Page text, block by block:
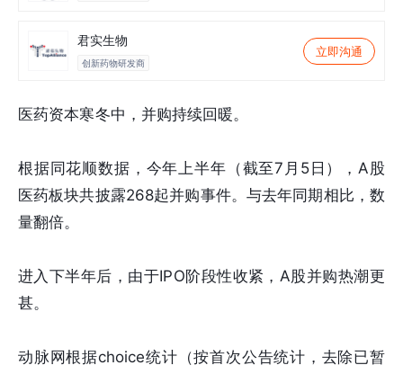
君实生物
创新药物研发商
立即沟通
医药资本寒冬中，并购持续回暖。
根据同花顺数据，今年上半年（截至7月5日），A股
医药板块共披露268起并购事件。与去年同期相比，数
量翻倍。
进入下半年后，由于IPO阶段性收紧，A股并购热潮更
甚。
动脉网根据choice统计（按首次公告统计，去除已暂